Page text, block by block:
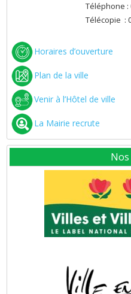
Téléphone :
Télécopie :
Horaires d’ouverture
Plan de la ville
Venir à l’Hôtel de ville
La Mairie recrute